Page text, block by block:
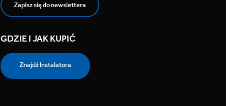
Zapisz się do newslettera
GDZIE I JAK KUPIĆ
Znajdź Instalatora